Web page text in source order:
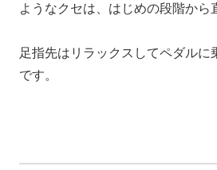
ようなクセは、 はじめの段階から
足指先はリラックスしてペダルに
です。